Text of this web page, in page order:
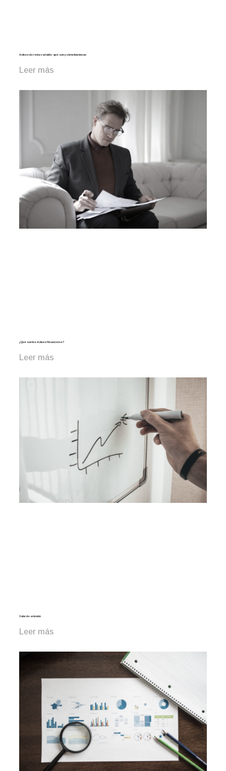
Activos de renta variable: qué son y cómo funcionan
Leer más
¿Qué son los Activos Financieros?
Leer más
Valor de emisión
Leer más